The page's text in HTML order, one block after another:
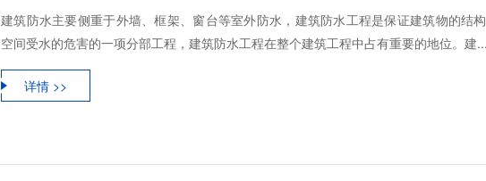
建筑防水主要侧重于外墙、框架、窗台等室外防水，建筑防水工程是保证建筑物的结
空间受水的危害的一项分部工程，建筑防水工程在整个建筑工程中占有重要的地位。建...
详情 >>